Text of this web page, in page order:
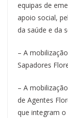
equipas de
apoio social,
da saúde e da
– A
Sapadores
– A
de Agentes
que integram